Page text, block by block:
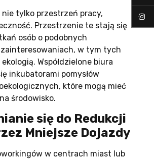
nie tylko przestrzeń pracy,
Przestrzenie te stają się
osób o podobnych
w tym tych
Współdzielone biura
inkubatorami pomysłów
które mogą mieć
środowisko.
się do Redukcji
Mniejsze Dojazdy
w centrach miast lub